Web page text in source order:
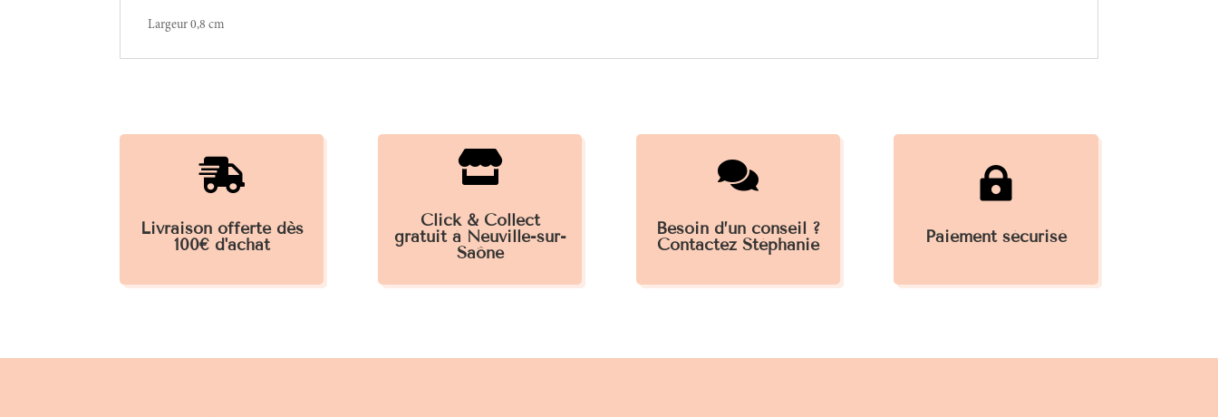
Largeur 0,8 cm

Livraison offerte dès
100€ d'achat

Click & Collect
gratuit à Neuville-sur-
Saône

Besoin d’un conseil ?
Contactez Stéphanie

Paiement sécurisé